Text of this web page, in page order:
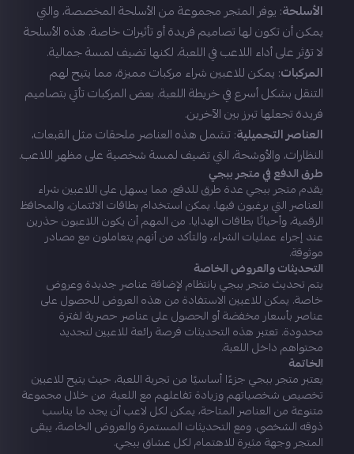
الأسلحة: يوفر المتجر مجموعة من الأسلحة المخصصة، والتي
يمكن أن تكون لها تصاميم فريدة أو تأثيرات خاصة. هذه الأسلحة
لا تؤثر على أداء اللاعب في اللعبة، لكنها تضيف لمسة جمالية.
المركبات: يمكن للاعبين شراء مركبات مميزة، مما يتيح لهم
التنقل بشكل أسرع في خريطة اللعبة. بعض المركبات تأتي بتصاميم
فريدة تجعلها تبرز بين الآخرين.
العناصر التجميلية: تشمل هذه العناصر ملحقات مثل القبعات،
النظارات، والأوشحة، التي تضيف لمسة شخصية على مظهر اللاعب.
طرق الدفع في متجر ببجي
يقدم متجر ببجي عدة طرق للدفع، مما يسهل على اللاعبين شراء
العناصر التي يرغبون فيها. يمكن استخدام بطاقات الائتمان، والمحافظ
الرقمية، وأحيانًا بطاقات الهدايا. من المهم أن يكون اللاعبون حذرين
عند إجراء عمليات الشراء، والتأكد من أنهم يتعاملون مع مصادر
موثوقة.
التحديثات والعروض الخاصة
يتم تحديث متجر ببجي بانتظام لإضافة عناصر جديدة وعروض
خاصة. يمكن للاعبين الاستفادة من هذه العروض للحصول على
عناصر بأسعار مخفضة أو الحصول على عناصر حصرية لفترة
محدودة. تعتبر هذه التحديثات فرصة رائعة للاعبين لتجديد
محتواهم داخل اللعبة.
الخاتمة
يعتبر متجر ببجي جزءًا أساسيًا من تجربة اللعبة، حيث يتيح للاعبين
تخصيص شخصياتهم وزيادة تفاعلهم مع اللعبة. من خلال مجموعة
متنوعة من العناصر المتاحة، يمكن لكل لاعب أن يجد ما يناسب
ذوقه الشخصي. ومع التحديثات المستمرة والعروض الخاصة، يبقى
المتجر وجهة مثيرة للاهتمام لكل عشاق ببجي.